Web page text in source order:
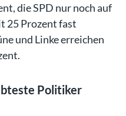
die SPD nur noch auf
25 Prozent fast
und Linke erreichen
Politiker